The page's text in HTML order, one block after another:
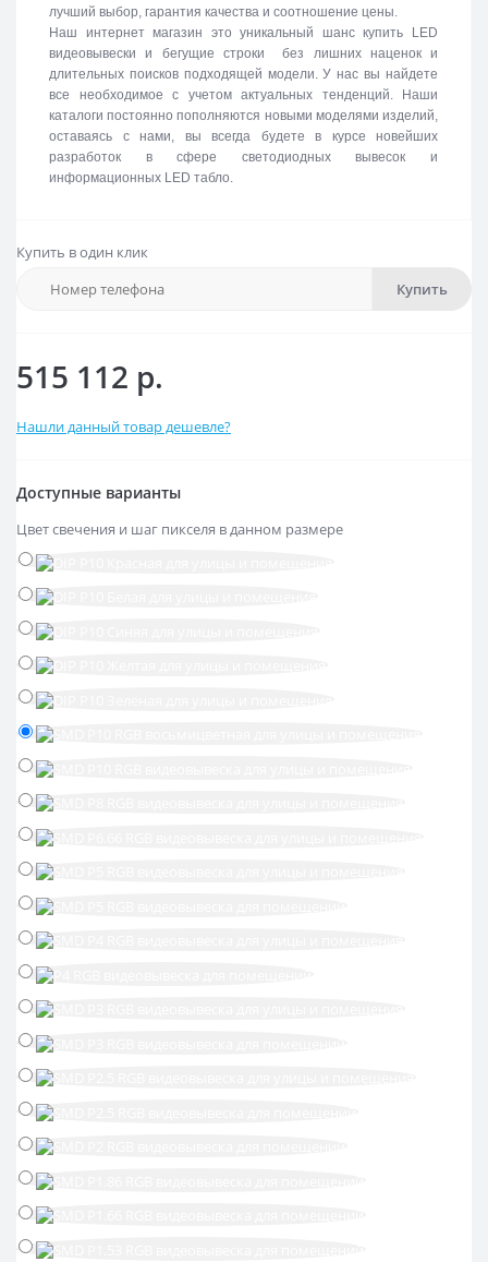
лучший выбор, гарантия качества и соотношение цены.
Наш интернет магазин это уникальный шанс купить LED
видеовывески и бегущие строки без лишних наценок и
длительных поисков подходящей модели. У нас вы найдете
все необходимое с учетом актуальных тенденций. Наши
каталоги постоянно пополняются новыми моделями изделий,
оставаясь с нами, вы всегда будете в курсе новейших
разработок в сфере светодиодных вывесок и
информационных LED табло.
Купить в один клик
Купить
515 112 р.
Нашли данный товар дешевле?
Доступные варианты
Цвет свечения и шаг пикселя в данном размере